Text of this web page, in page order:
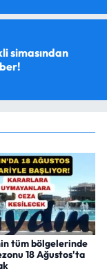
simasından
tüm bölgelerinde
18 Ağustos'ta